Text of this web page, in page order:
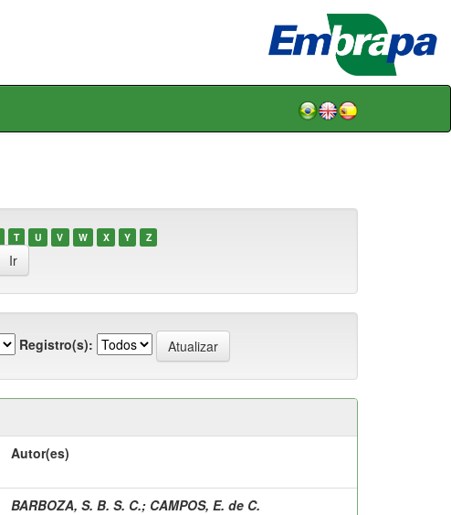
T U V W X Y Z
Registro(s):
Autor(es)
BARBOZA, S. B. S. C.; CAMPOS, E. de C.